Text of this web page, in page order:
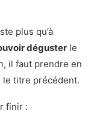
plus qu’à
déguster le
il faut prendre en
le titre précédent.
finir :